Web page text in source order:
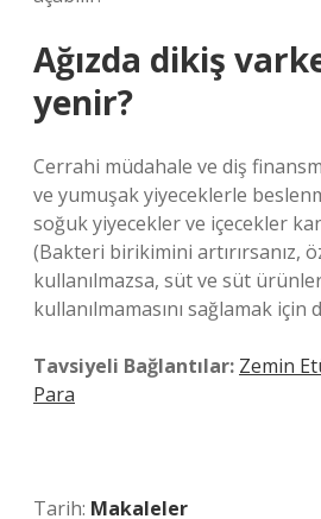
Ağızda dikiş
yenir?
Cerrahi müdahale ve diş
ve yumuşak yiyeceklerle
soğuk yiyecekler ve içecekler
(Bakteri birikimini artırırsanız,
kullanılmazsa, süt ve süt
kullanılmamasını sağlamak
Tavsiyeli Bağlantılar: Zemin
Para
Tarih: Makaleler